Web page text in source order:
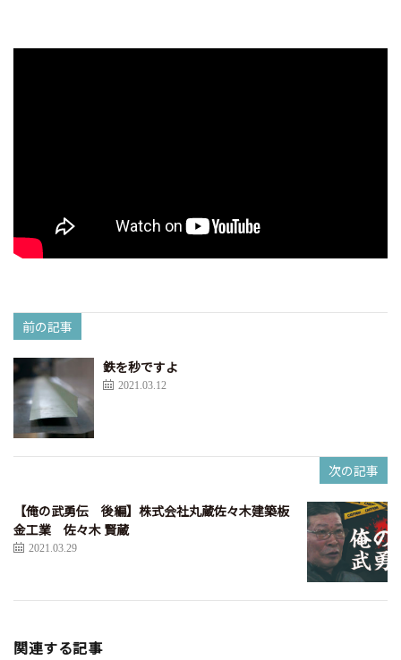
前の記事
鉄を秒ですよ
2021.03.12
次の記事
【俺の武勇伝 後編】株式会社丸蔵佐々木建築板
金工業 佐々木 賢蔵
2021.03.29
関連する記事